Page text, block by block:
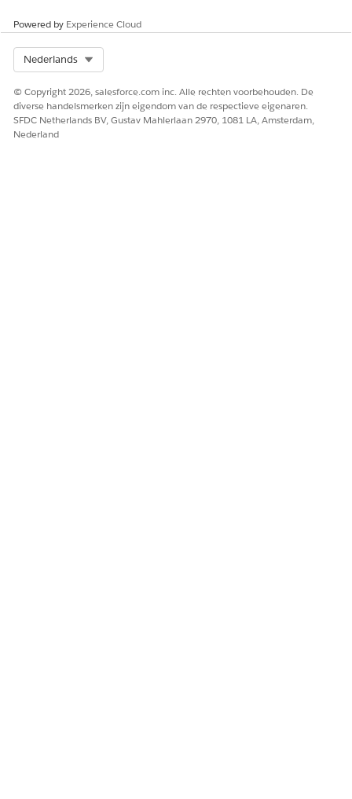
Powered by Experience Cloud
Nederlands
© Copyright 2026, salesforce.com inc. Alle rechten voorbehouden. De
diverse handelsmerken zijn eigendom van de respectieve eigenaren.
SFDC Netherlands BV, Gustav Mahlerlaan 2970, 1081 LA, Amsterdam,
Nederland